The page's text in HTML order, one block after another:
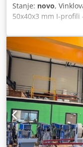
Stanje: novo,
50x40x3 mm I-
60x10 mm Okrugli
mm Prečnik valjka
Prečnik osovine 50
Težina 400 kg
Oprema:
čelične osovine -
pogonjeni - Bočni
i vertikalni rad - CE
za upotrebu na